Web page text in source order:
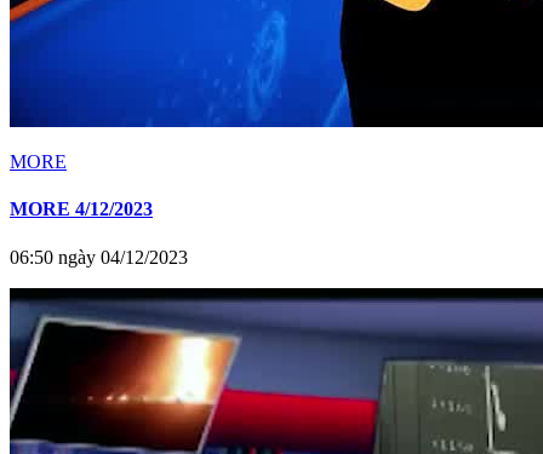
MORE
MORE 4/12/2023
06:50 ngày 04/12/2023